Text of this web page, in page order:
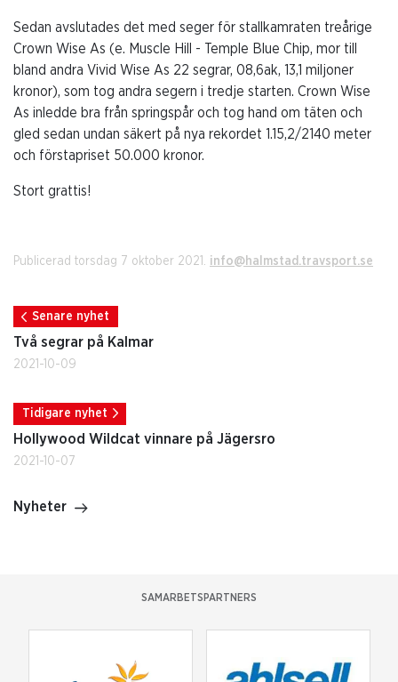
Sedan avslutades det med seger för stallkamraten treårige
Crown Wise As (e. Muscle Hill - Temple Blue Chip, mor till
bland andra Vivid Wise As 22 segrar, 08,6ak, 13,1 miljoner
kronor), som tog andra segern i tredje starten. Crown Wise
As inledde bra från springspår och tog hand om täten och
gled sedan undan säkert på nya rekordet 1.15,2/2140 meter
och förstapriset 50.000 kronor.
Stort grattis!
Publicerad torsdag 7 oktober 2021. info@halmstad.travsport.se
Senare nyhet
Två segrar på Kalmar
2021-10-09
Tidigare nyhet
Hollywood Wildcat vinnare på Jägersro
2021-10-07
Nyheter
SAMARBETSPARTNERS